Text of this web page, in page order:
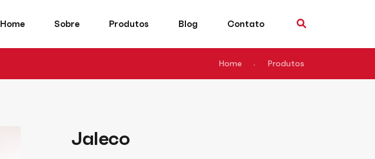
Home Sobre Produtos Blog Contato
Home Produtos
Jaleco